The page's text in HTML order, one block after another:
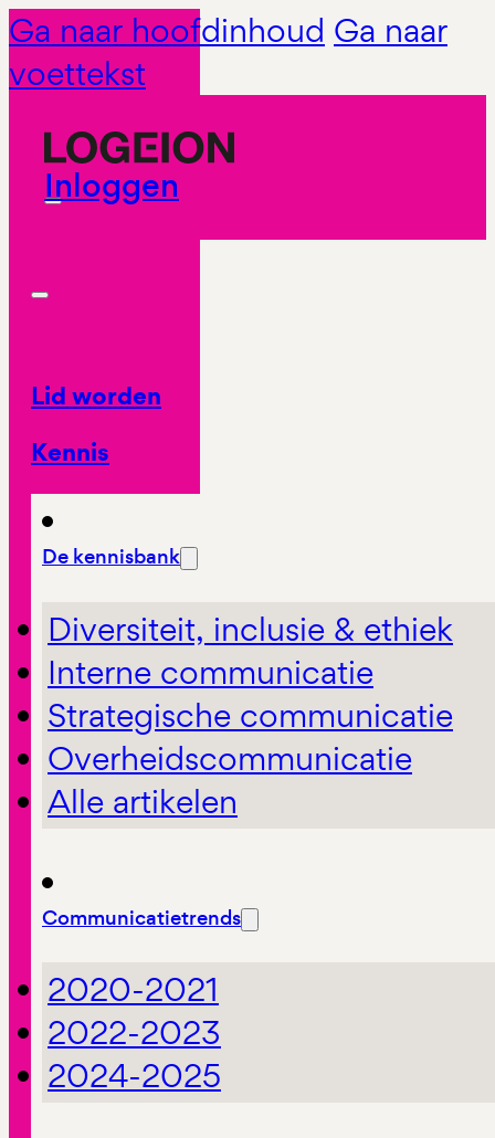
Ga naar hoofdinhoud Ga naar
voettekst
Inloggen
Lid worden
Kennis
De kennisbank
Diversiteit, inclusie & ethiek
Interne communicatie
Strategische communicatie
Overheidscommunicatie
Alle artikelen
Communicatietrends
2020-2021
2022-2023
2024-2025